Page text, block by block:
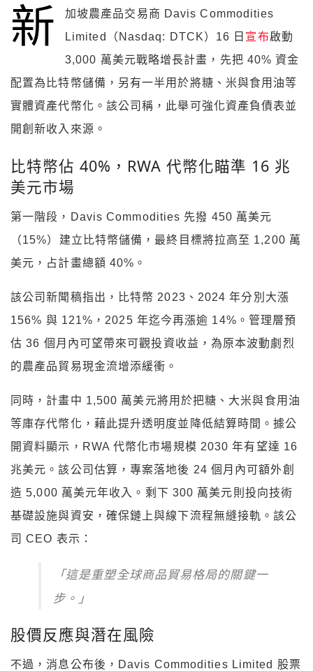
新
加坡農產品交易商 Davis Commodities
Limited（Nasdaq: DTCK）16 日 宣布啟動
3,000 萬美元戰略增長計畫，先把 40% 資金
配置為比特幣儲備，另有一半用於將糖、米與食用油等
實體資產代幣化。該公司稱，此舉可強化資產負債表並
開創新收入來源。
比特幣佔 40%，RWA 代幣化瞄準 16 兆
美元市場
第一階段，Davis Commodities 先撥 450 萬美元
（15%）建立比特幣儲備，最終目標將拉高至 1,200 萬
美元，占計畫總額 40%。
該公司新聞稿指出，比特幣 2023、2024 年分別大漲
156% 與 121%，2025 年迄今再漲逾 14%。管理層預
估 36 個月內可望帶來可觀投資收益，為原本波動劇烈
的農產品貿易現金流增添緩衝。
同時，計畫中 1,500 萬美元將用於把糖、大米與食用油
等庫存代幣化，藉此提升透明度並降低結算時間。據公
開資料顯示，RWA 代幣化市場規模 2030 年有望達 16
兆美元。該公司估算，專案落地後 24 個月內可額外創
造 5,000 萬美元年收入。剩下 300 萬美元則投向技術
基礎設施與資安，確保鏈上與線下流程無縫接軌。該公
司 CEO 表示：
「這是重塑全球商品貿易格局的關鍵一
步。」
股價反應與潛在風險
不過，消息公布後，Davis Commodities Limited 股票